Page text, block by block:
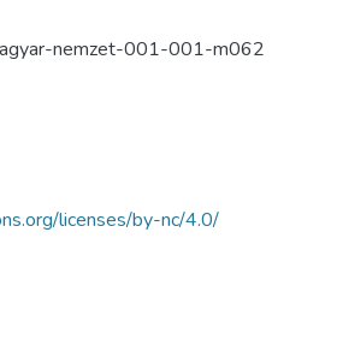
nemzet-001-001-m062
licenses/by-nc/4.0/